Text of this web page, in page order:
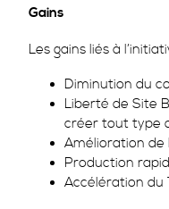
Gains
Les gains liés à
Diminution du
Liberté de Site
créer tout type
Amélioration de
Production
Accélération du